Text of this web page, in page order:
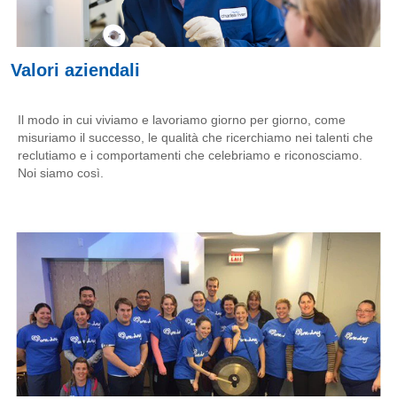
Valori aziendali
Il modo in cui viviamo e lavoriamo giorno per giorno, come
misuriamo il successo, le qualità che ricerchiamo nei talenti che
reclutiamo e i comportamenti che celebriamo e riconosciamo.
Noi siamo così.